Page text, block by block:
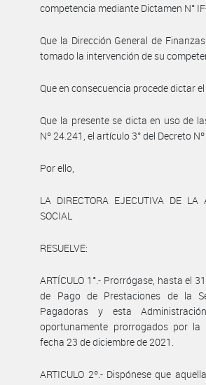
competencia mediante Dictamen N°
Que la Dirección General de
tomado la intervención de su
Que en consecuencia procede dictar
Que la presente se dicta en uso de
Nº 24.241, el artículo 3° del Decreto
Por ello,
LA DIRECTORA EJECUTIVA DE LA
SOCIAL
RESUELVE:
ARTÍCULO 1°.- Prorrógase, hasta el
de Pago de Prestaciones de la
Pagadoras y esta
oportunamente prorrogados por la
fecha 23 de diciembre de 2021.
ARTICULO 2º.- Dispónese que